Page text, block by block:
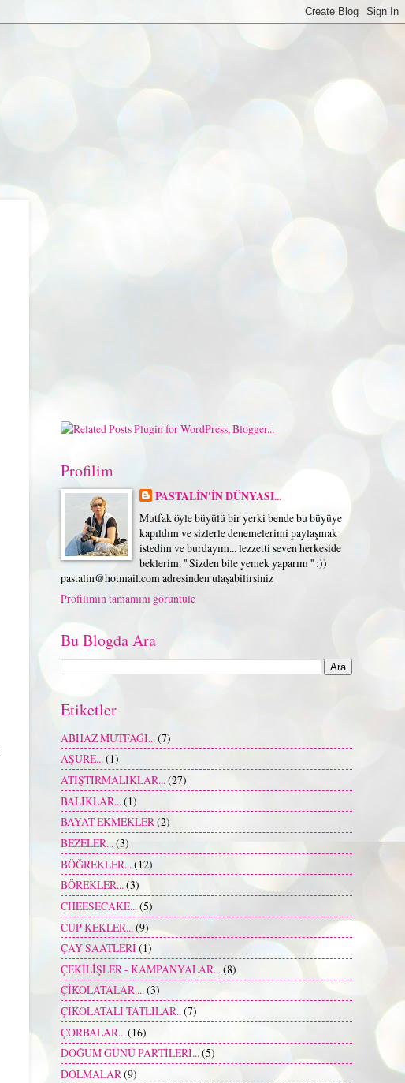
Profilim
PASTALİN'İN DÜNYASI...
Mutfak öyle büyülü bir yerki bende bu büyüye
kapıldım ve sizlerle denemelerimi paylaşmak
istedim ve burdayım... lezzetti seven herkeside
beklerim. '' Sizden bile yemek yaparım '' :))
pastalin@hotmail.com adresinden ulaşabilirsiniz
Profilimin tamamını görüntüle
Bu Blogda Ara
Etiketler
ABHAZ MUTFAĞI... (7)
AŞURE...(1)
ATIŞTIRMALIKLAR...(27)
BALIKLAR... (1)
BAYAT EKMEKLER(2)
BEZELER...(3)
BÖĞREKLER...(12)
BÖREKLER...(3)
CHEESECAKE...(5)
CUP KEKLER...(9)
ÇAY SAATLERİ (1)
ÇEKİLİŞLER - KAMPANYALAR...(8)
ÇİKOLATALAR....(3)
ÇİKOLATALI TATLILAR..(7)
ÇORBALAR... (16)
DOĞUM GÜNÜ PARTİLERİ...(5)
DOLMALAR(9)